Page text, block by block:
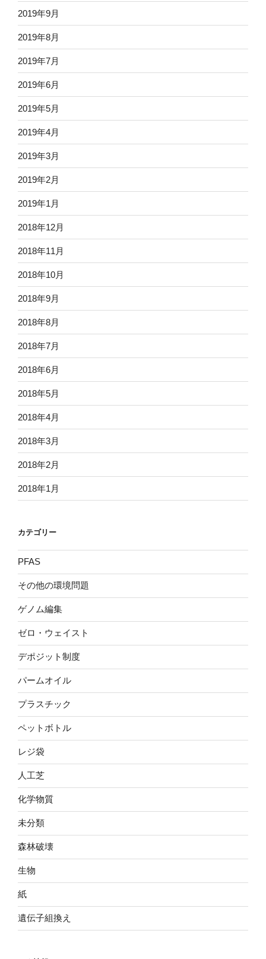
2019年9月
2019年8月
2019年7月
2019年6月
2019年5月
2019年4月
2019年3月
2019年2月
2019年1月
2018年12月
2018年11月
2018年10月
2018年9月
2018年8月
2018年7月
2018年6月
2018年5月
2018年4月
2018年3月
2018年2月
2018年1月
カテゴリー
PFAS
その他の環境問題
ゲノム編集
ゼロ・ウェイスト
デポジット制度
パームオイル
プラスチック
ペットボトル
レジ袋
人工芝
化学物質
未分類
森林破壊
生物
紙
遺伝子組換え